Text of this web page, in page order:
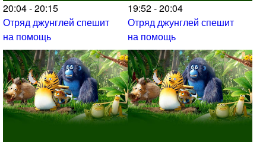
20:04 - 20:15
Отряд джунглей спешит
на помощь
19:52 - 20:04
Отряд джунглей спешит
на помощь